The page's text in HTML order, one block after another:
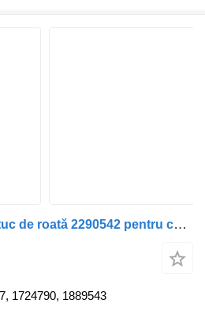
Butuc roata Scania butuc de roată 2290542 pentru cap tractor Scania R620
1724790, 1889543